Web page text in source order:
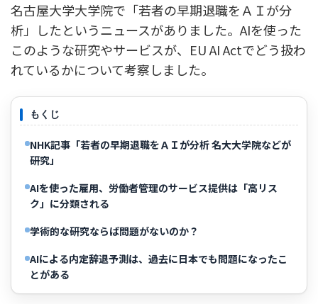
名古屋大学大学院で「若者の早期退職をＡＩが分
析」したというニュースがありました。AIを使った
このような研究やサービスが、EU AI Actでどう扱わ
れているかについて考察しました。
もくじ
NHK記事「若者の早期退職をＡＩが分析 名大大学院などが
研究」
AIを使った雇用、労働者管理のサービス提供は「高リス
ク」に分類される
学術的な研究ならば問題がないのか？
AIによる内定辞退予測は、過去に日本でも問題になったこ
とがある